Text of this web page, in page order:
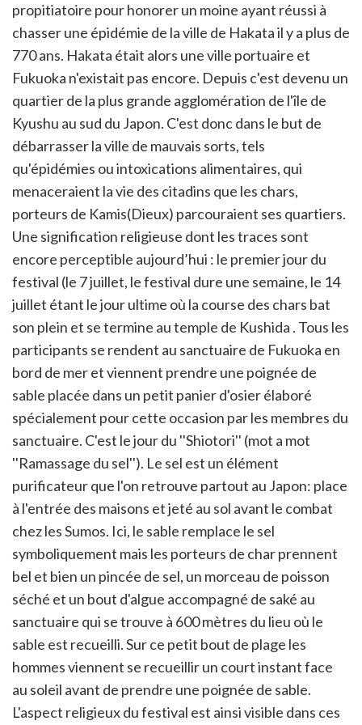
propitiatoire pour honorer un moine ayant réussi à
chasser une épidémie de la ville de Hakata il y a plus de
770 ans. Hakata était alors une ville portuaire et
Fukuoka n'existait pas encore. Depuis c'est devenu un
quartier de la plus grande agglomération de l'île de
Kyushu au sud du Japon. C'est donc dans le but de
débarrasser la ville de mauvais sorts, tels
qu'épidémies ou intoxications alimentaires, qui
menaceraient la vie des citadins que les chars,
porteurs de Kamis(Dieux) parcouraient ses quartiers.
Une signification religieuse dont les traces sont
encore perceptible aujourd’hui : le premier jour du
festival (le 7 juillet, le festival dure une semaine, le 14
juillet étant le jour ultime où la course des chars bat
son plein et se termine au temple de Kushida . Tous les
participants se rendent au sanctuaire de Fukuoka en
bord de mer et viennent prendre une poignée de
sable placée dans un petit panier d'osier élaboré
spécialement pour cette occasion par les membres du
sanctuaire. C'est le jour du ''Shiotori'' (mot a mot
''Ramassage du sel''). Le sel est un élément
purificateur que l'on retrouve partout au Japon: place
à l'entrée des maisons et jeté au sol avant le combat
chez les Sumos. Ici, le sable remplace le sel
symboliquement mais les porteurs de char prennent
bel et bien un pincée de sel, un morceau de poisson
séché et un bout d'algue accompagné de saké au
sanctuaire qui se trouve à 600 mètres du lieu où le
sable est recueilli. Sur ce petit bout de plage les
hommes viennent se recueillir un court instant face
au soleil avant de prendre une poignée de sable.
L'aspect religieux du festival est ainsi visible dans ces